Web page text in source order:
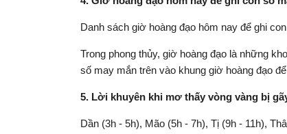
Danh sách giờ hoàng đạo hôm nay để ghi
Trong phong thủy, giờ hoàng đạo là những
số may mắn trên vào khung giờ hoàng đạo
5. Lời khuyên khi mơ thấy vòng vàng bị
Dần (3h - 5h), Mão (5h - 7h), Tị (9h - 11h),